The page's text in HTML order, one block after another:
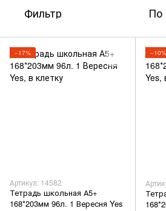
Фильтр По
−17%
Артикул: 14582
Тетрадь школьная А5+
168*203мм 96л. 1 Вересня Yes
−10%